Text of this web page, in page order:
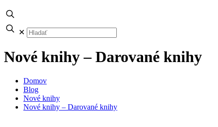
✕
Nové knihy – Darované knihy
Domov
Blog
Nové knihy
Nové knihy – Darované knihy